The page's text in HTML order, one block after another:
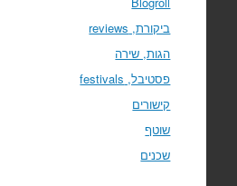
ביקורת, reviews
הגות, שירה
פסטיבל, festivals
קישורים
שוטף
שכנים